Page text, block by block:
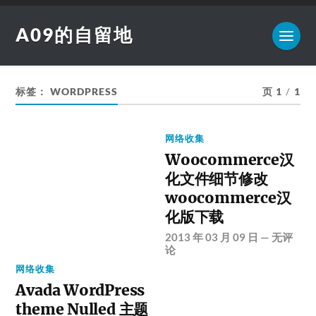
A09的自留地
标签：WORDPRESS 页 1 / 1
网络收集
Avada WordPress
theme Nulled 主题
网络收集
Woocommerce汉
化文件细节修改
woocommerce汉
化版下载
2013 年 03 月 09 日 —无评
论